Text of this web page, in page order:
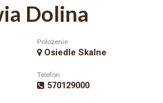
Dolina
Położenie
Osiedle Skalne
Telefon
570129000